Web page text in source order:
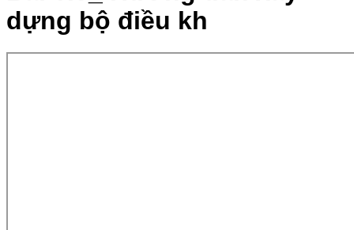
dựng bộ điều kh